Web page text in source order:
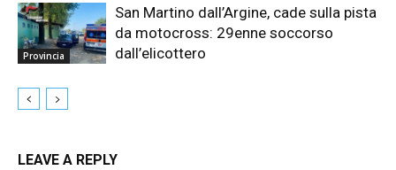
Provincia
San Martino dall’Argine, cade sulla pista
da motocross: 29enne soccorso
dall’elicottero
LEAVE A REPLY